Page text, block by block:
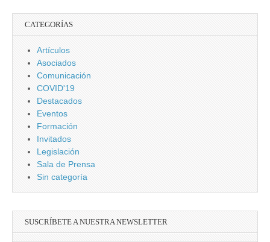
CATEGORÍAS
Artículos
Asociados
Comunicación
COVID'19
Destacados
Eventos
Formación
Invitados
Legislación
Sala de Prensa
Sin categoría
SUSCRÍBETE A NUESTRA NEWSLETTER